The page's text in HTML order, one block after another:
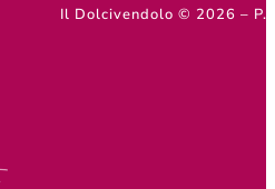
Il Dolcivendolo © 2026 –